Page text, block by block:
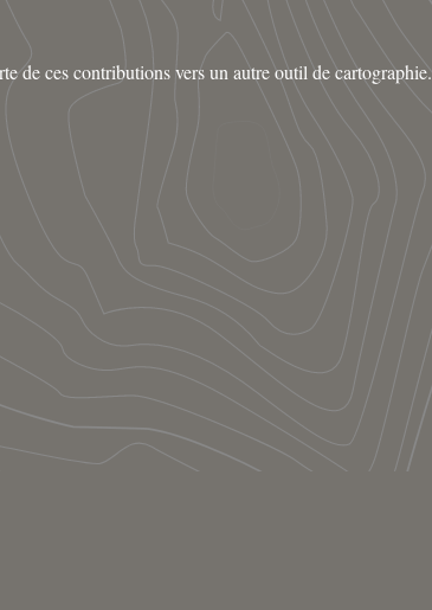
de ces contributions vers un autre outil de cartographie.